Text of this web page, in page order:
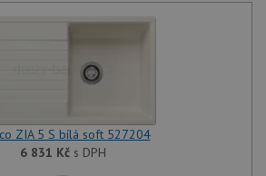
ZIA 5 S bílá soft 527204
6 831 Kčs DPH